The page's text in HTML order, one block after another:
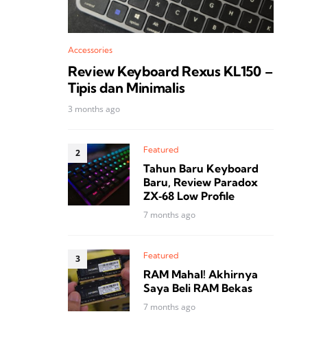
Accessories
Review Keyboard Rexus KL150 –
Tipis dan Minimalis
3 months ago
Featured
Tahun Baru Keyboard
Baru, Review Paradox
ZX‑68 Low Profile
7 months ago
Featured
RAM Mahal! Akhirnya
Saya Beli RAM Bekas
7 months ago